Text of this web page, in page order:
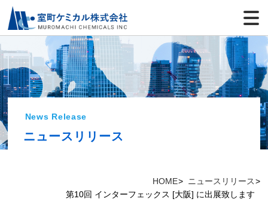
HOME
ニュースリリース
第10回 インターフェックス [大阪] に出展致します
News Release
ニュースリリース